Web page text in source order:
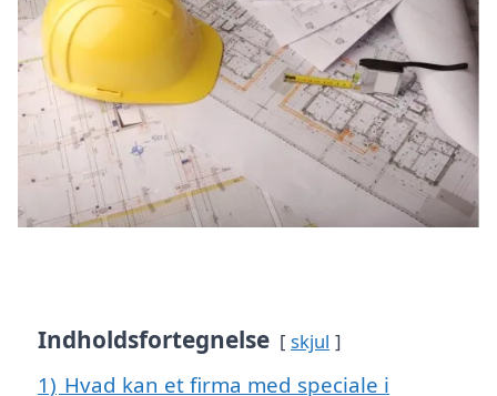
Indholdsfortegnelse skjul
1) Hvad kan et firma med speciale i